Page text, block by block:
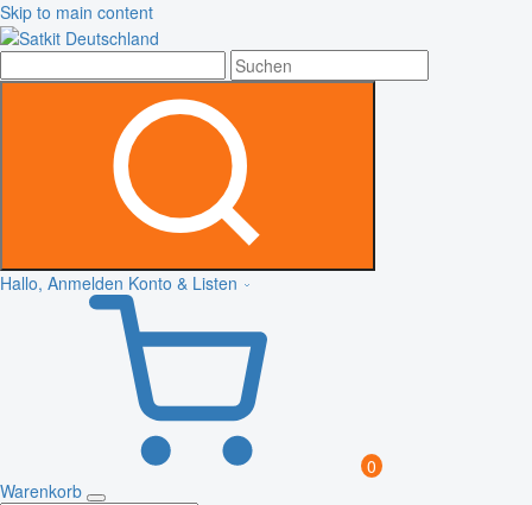
Skip to main content
Hallo, Anmelden Konto & Listen
0
Warenkorb